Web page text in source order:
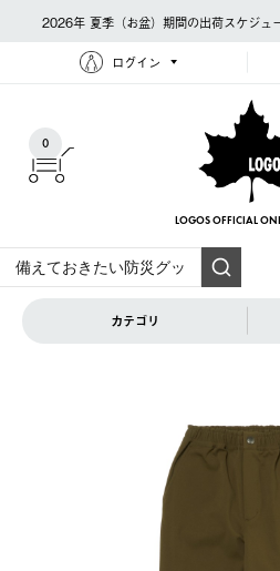
2026年 夏季（お盆）期間の出荷スケジュ
ログイン
0
LOGOS OFFICIAL
カテゴリ